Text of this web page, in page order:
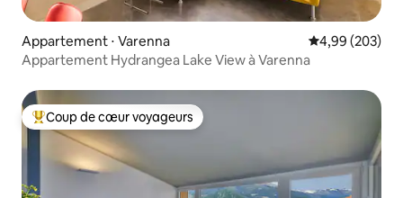
Appartement ⋅ Varenna Évaluation
4,99 (203)
Appartement Hydrangea Lake View à Varenna
Coups de cœur voyageurs les plus appréciés
Coup de cœur voyageurs